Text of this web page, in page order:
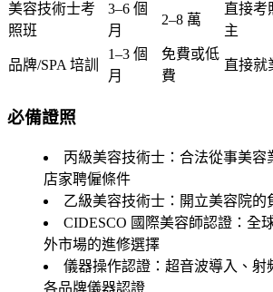
美容技術士考
照班
3–6 個
月
2–8 萬
直接考
主
品牌/SPA 培訓
1–3 個
月
免費或低
費
直接就
必備證照
丙級美容技術士 ：合法從事美
店家聘僱條件
乙級美容技術士 ：開立美容院的
CIDESCO 國際美容師認證 ：全
外市場的進修選擇
儀器操作認證 ：超音波導入、
各品牌儀器認證